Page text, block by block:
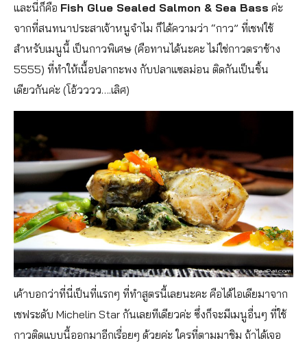
และนี่ก็คือ Fish Glue Sealed Salmon & Sea Bass ค่ะ
จากที่สนทนาประสาเจ้าหนูจำไม ก็ได้ความว่า “กาว” ที่เชฟใช้
สำหรับเมนูนี้ เป็นกาวพิเศษ (คือทานได้นะคะ ไม่ใช่กาวตราช้าง
5555) ที่ทำให้เนื้อปลากะพง กับปลาแซลม่อน ติดกันเป็นชิ้น
เดียวกันค่ะ (โอ้วววว….เลิศ)
เค้าบอกว่าที่นี่เป็นที่แรกๆ ที่ทำสูตรนี้เลยนะคะ คือได้ไอเดียมาจาก
เชฟระดับ Michelin Star กันเลยทีเดียวค่ะ ซึ่งก็จะมีเมนูอื่นๆ ที่ใช้
กาวติดแบบนี้ออกมาอีกเรื่อยๆ ด้วยค่ะ ใครที่ตามมาชิม ถ้าได้เจอ